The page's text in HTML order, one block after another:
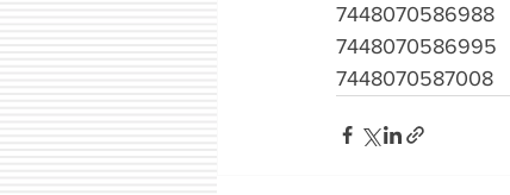
7448070586988
7448070586995
7448070587008